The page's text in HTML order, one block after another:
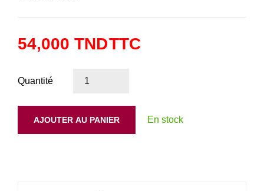
54,000 TNDTTC
Quantité
AJOUTER AU PANIER En stock